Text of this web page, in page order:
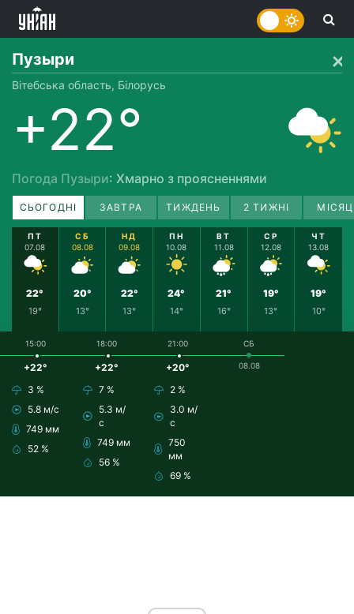
Пузыри
Вітебська область, Білорусь
+22°
Погода Пузыри: Хмарно з проясненнями
СЬОГОДНІ ЗАВТРА ТИЖДЕНЬ 2 ТИЖНІ
ПТ
07.08
22°
19°
СБ
08.08
20°
13°
НД
09.08
22°
13°
ПН
10.08
24°
14°
ВТ
11.08
21°
16°
СР
12.08
19°
13°
ЧТ
13.08
19°
10°
15:00
+22°
3 %
5.8 м/с
749 мм
52 %
18:00
+22°
7 %
5.3 м/
с
749 мм
56 %
21:00
+20°
2 %
3.0 м/
с
750
мм
69 %
СБ
08.08